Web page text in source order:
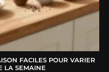
FACILES POUR VARIER
LA SEMAINE